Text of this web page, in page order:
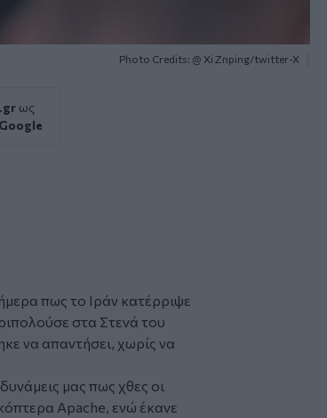
Photo Credits: @ Xi Znping/twitter-X
ως
πως το Ιράν κατέρριψε
στα Στενά του
να απαντήσει, χωρίς να
μας πως χθες οι
Apache, ενώ έκανε